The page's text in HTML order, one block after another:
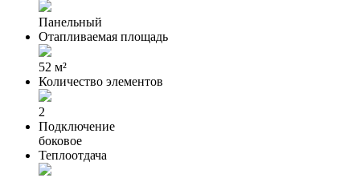
Панельный
Отапливаемая площадь
52 м²
Количество элементов
2
Подключение
боковое
Теплоотдача